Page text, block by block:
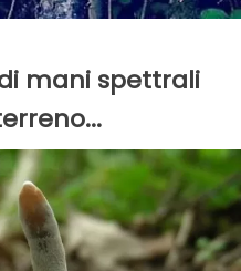
mani spettrali